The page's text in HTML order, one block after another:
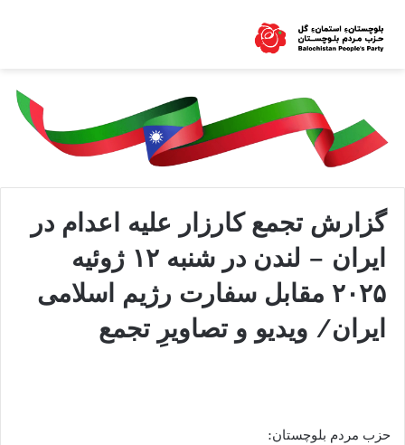
گزارش تجمع کارزار علیه اعدام در
ایران – لندن در شنبه ۱۲ ژوئیه
۲۰۲۵ مقابل سفارت رژیم اسلامی
ایران/ ویدیو و تصاویرِ تجمع
حزب مردم بلوچستان: